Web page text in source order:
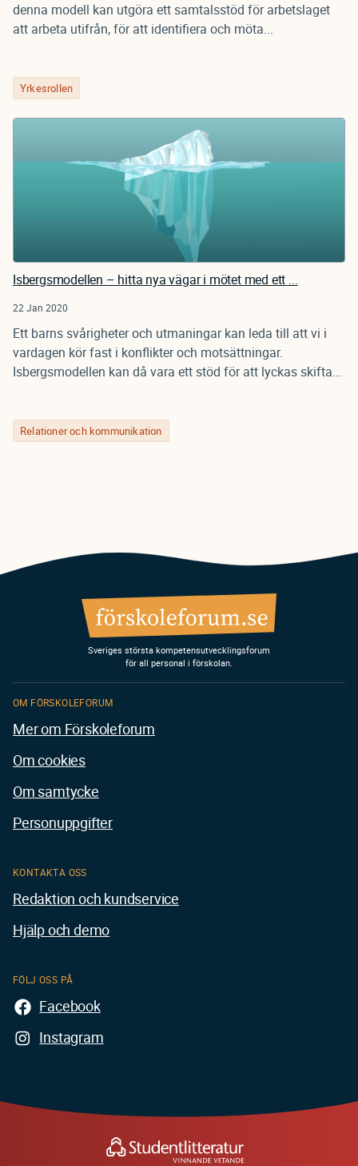
denna modell kan utgöra ett samtalsstöd för arbetslaget
att arbeta utifrån, för att identifiera och möta...
Yrkesrollen
Isbergsmodellen – hitta nya vägar i mötet med ett ...
22 Jan 2020
Ett barns svårigheter och utmaningar kan leda till att vi i
vardagen kör fast i konflikter och motsättningar.
Isbergsmodellen kan då vara ett stöd för att lyckas skifta...
Relationer och kommunikation
Sveriges största kompetensutvecklingsforum
för all personal i förskolan.
KONTAKTA OSS
Redaktion och kundservice
Hjälp och demo
FÖLJ OSS PÅ
Facebook
Instagram
OM FÖRSKOLEFORUM
Mer om Förskoleforum
Om cookies
Om samtycke
Personuppgifter